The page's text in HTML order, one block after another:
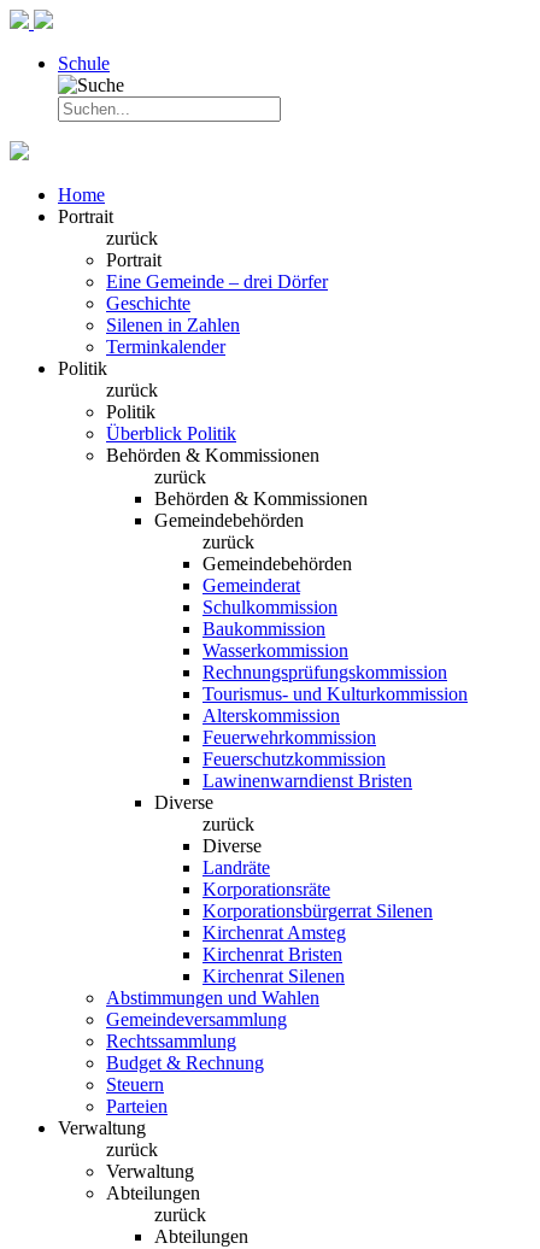
Schule
Home
Portrait
zurück
Portrait
Eine Gemeinde – drei Dörfer
Geschichte
Silenen in Zahlen
Terminkalender
Politik
zurück
Politik
Überblick Politik
Behörden & Kommissionen
zurück
Behörden & Kommissionen
Gemeindebehörden
zurück
Gemeindebehörden
Gemeinderat
Schulkommission
Baukommission
Wasserkommission
Rechnungsprüfungskommission
Tourismus- und Kulturkommission
Alterskommission
Feuerwehrkommission
Feuerschutzkommission
Lawinenwarndienst Bristen
Diverse
zurück
Diverse
Landräte
Korporationsräte
Korporationsbürgerrat Silenen
Kirchenrat Amsteg
Kirchenrat Bristen
Kirchenrat Silenen
Abstimmungen und Wahlen
Gemeindeversammlung
Rechtssammlung
Budget & Rechnung
Steuern
Parteien
Verwaltung
zurück
Verwaltung
Abteilungen
zurück
Abteilungen